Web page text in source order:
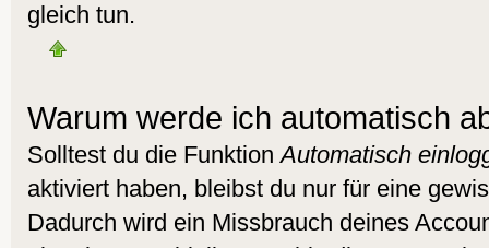
gleich tun.
Warum werde ich automatisch
Solltest du die FunktionAutomatisch
aktiviert haben, bleibst du nur für eine
Dadurch wird ein Missbrauch deines